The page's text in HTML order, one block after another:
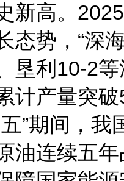
新高。
态势，“深
垦利10-2
计产量突
”期间，
油连续五